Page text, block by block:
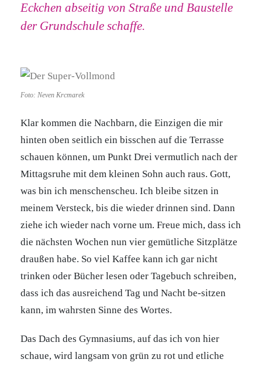
Eckchen abseitig von Straße und Baustelle
der Grundschule schaffe.
Foto: Neven Krcmarek
Klar kommen die Nachbarn, die Einzigen die mir
hinten oben seitlich ein bisschen auf die Terrasse
schauen können, um Punkt Drei vermutlich nach der
Mittagsruhe mit dem kleinen Sohn auch raus. Gott,
was bin ich menschenscheu. Ich bleibe sitzen in
meinem Versteck, bis die wieder drinnen sind. Dann
ziehe ich wieder nach vorne um. Freue mich, dass ich
die nächsten Wochen nun vier gemütliche Sitzplätze
draußen habe. So viel Kaffee kann ich gar nicht
trinken oder Bücher lesen oder Tagebuch schreiben,
dass ich das ausreichend Tag und Nacht be-sitzen
kann, im wahrsten Sinne des Wortes.
Das Dach des Gymnasiums, auf das ich von hier
schaue, wird langsam von grün zu rot und etliche